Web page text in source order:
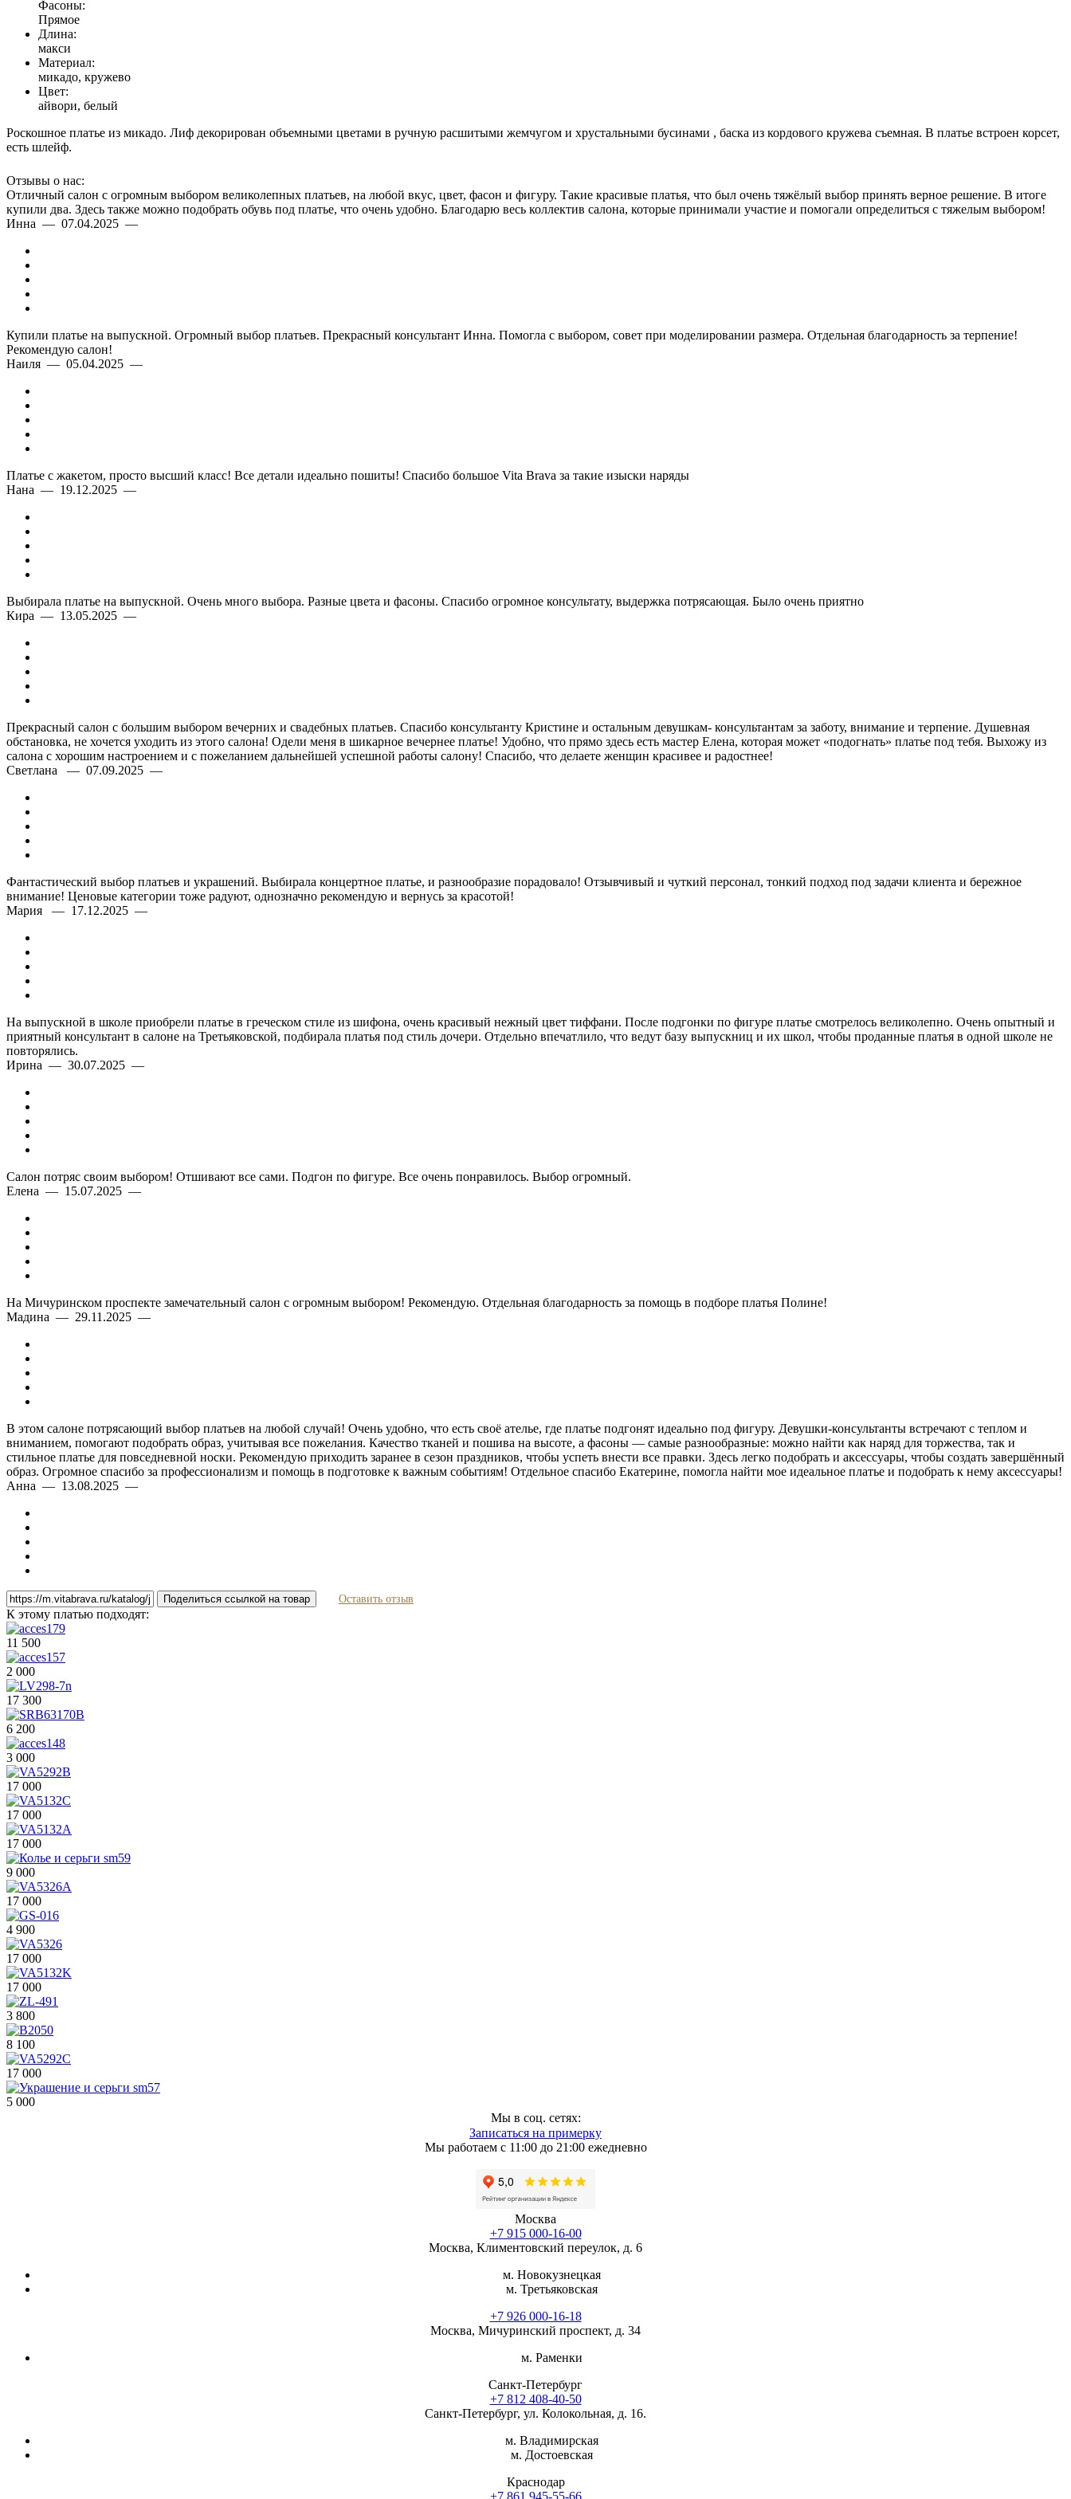
Фасоны:
Прямое
Длина:
макси
Материал:
микадо, кружево
Цвет:
айвори, белый
Роскошное платье из микадо. Лиф декорирован объемными цветами в ручную расшитыми жемчугом и хрустальными бусинами , баска из кордового кружева съемная. В платье встроен корсет,
есть шлейф.
Отзывы о нас:
Отличный салон с огромным выбором великолепных платьев, на любой вкус, цвет, фасон и фигуру. Такие красивые платья, что был очень тяжёлый выбор принять верное решение. В итоге
купили два. Здесь также можно подобрать обувь под платье, что очень удобно. Благодарю весь коллектив салона, которые принимали участие и помогали определиться с тяжелым выбором!
Инна — 07.04.2025 —
Купили платье на выпускной. Огромный выбор платьев. Прекрасный консультант Инна. Помогла с выбором, совет при моделировании размера. Отдельная благодарность за терпение!
Рекомендую салон!
Наиля — 05.04.2025 —
Платье с жакетом, просто высший класс! Все детали идеально пошиты! Спасибо большое Vita Brava за такие изыски наряды
Нана — 19.12.2025 —
Выбирала платье на выпускной. Очень много выбора. Разные цвета и фасоны. Спасибо огромное консультату, выдержка потрясающая. Было очень приятно
Кира — 13.05.2025 —
Прекрасный салон с большим выбором вечерних и свадебных платьев. Спасибо консультанту Кристине и остальным девушкам- консультантам за заботу, внимание и терпение. Душевная
обстановка, не хочется уходить из этого салона! Одели меня в шикарное вечернее платье! Удобно, что прямо здесь есть мастер Елена, которая может «подогнать» платье под тебя. Выхожу из
салона с хорошим настроением и с пожеланием дальнейшей успешной работы салону! Спасибо, что делаете женщин красивее и радостнее!
Светлана — 07.09.2025 —
Фантастический выбор платьев и украшений. Выбирала концертное платье, и разнообразие порадовало! Отзывчивый и чуткий персонал, тонкий подход под задачи клиента и бережное
внимание! Ценовые категории тоже радуют, однозначно рекомендую и вернусь за красотой!
Мария — 17.12.2025 —
На выпускной в школе приобрели платье в греческом стиле из шифона, очень красивый нежный цвет тиффани. После подгонки по фигуре платье смотрелось великолепно. Очень опытный и
приятный консультант в салоне на Третьяковской, подбирала платья под стиль дочери. Отдельно впечатлило, что ведут базу выпускниц и их школ, чтобы проданные платья в одной школе не
повторялись.
Ирина — 30.07.2025 —
Салон потряс своим выбором! Отшивают все сами. Подгон по фигуре. Все очень понравилось. Выбор огромный.
Елена — 15.07.2025 —
На Мичуринском проспекте замечательный салон с огромным выбором! Рекомендую. Отдельная благодарность за помощь в подборе платья Полине!
Мадина — 29.11.2025 —
В этом салоне потрясающий выбор платьев на любой случай! Очень удобно, что есть своё ателье, где платье подгонят идеально под фигуру. Девушки-консультанты встречают с теплом и
вниманием, помогают подобрать образ, учитывая все пожелания. Качество тканей и пошива на высоте, а фасоны — самые разнообразные: можно найти как наряд для торжества, так и
стильное платье для повседневной носки. Рекомендую приходить заранее в сезон праздников, чтобы успеть внести все правки. Здесь легко подобрать и аксессуары, чтобы создать завершённый
образ. Огромное спасибо за профессионализм и помощь в подготовке к важным событиям! Отдельное спасибо Екатерине, помогла найти мое идеальное платье и подобрать к нему аксессуары!
Анна — 13.08.2025 —
Поделиться ссылкой на товар Оставить отзыв
К этому платью подходят:
11 500
2 000
17 300
6 200
3 000
17 000
17 000
17 000
9 000
17 000
4 900
17 000
17 000
3 800
8 100
17 000
5 000
Мы в соц. сетях:
Записаться на примерку
Мы работаем с 11:00 до 21:00 ежедневно
Москва
+7 915 000-16-00
Москва, Климентовский переулок, д. 6
м. Новокузнецкая
м. Третьяковская
+7 926 000-16-18
Москва, Мичуринский проспект, д. 34
м. Раменки
Санкт-Петербург
+7 812 408-40-50
Санкт-Петербург, ул. Колокольная, д. 16.
м. Владимирская
м. Достоевская
Краснодар
+7 861 945-55-66